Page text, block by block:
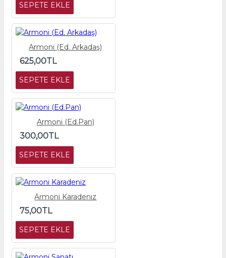
SEPETE EKLE
Armoni (Ed. Arkadaş)
625,00TL
SEPETE EKLE
Armoni (Ed.Pan)
300,00TL
SEPETE EKLE
Armoni Karadeniz
75,00TL
SEPETE EKLE